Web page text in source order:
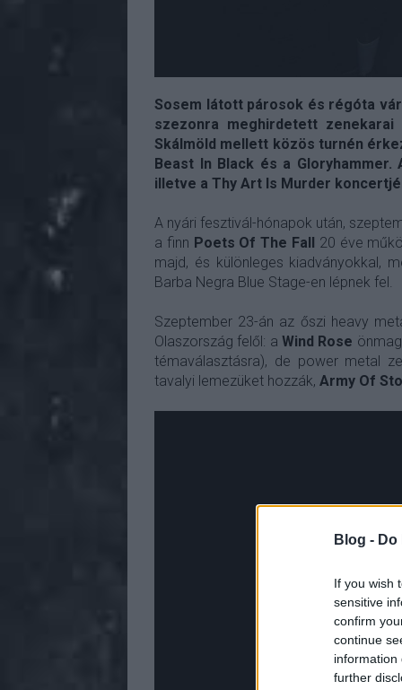
Blog -
If you wish
sensitive
confirm
continue
information
further
Sosem látott párosok és régóta
szezonra meghirdetett
Skálmöld mellett közös turnén
Beast In Black és a
illetve a Thy Art Is Murder
A nyári fesztivál-hónapok után,
a finn Poets Of The Fall 20 éve
majd, és különleges kiadványokkal,
Barba Negra Blue Stage-en lépnek fel.
Szeptember 23-án az őszi heavy
Olaszország felől: aWind Rose
témaválasztásra), de power metal
tavalyi lemezüket hozzák, Army Of